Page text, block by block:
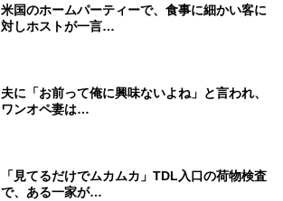
米国のホームパーティーで、食事に細かい客に
対しホストが一言…
夫に「お前って俺に興味ないよね」と言われ、
ワンオペ妻は…
「見てるだけでムカムカ」TDL入口の荷物検査
で、ある一家が…